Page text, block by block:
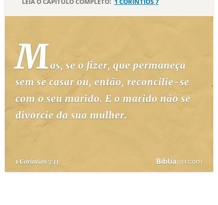
DEVOCIONAL DIÁRIO
10 MANDAMENTOS
ESTUDOS BÍBLICOS
TEMAS
PERGUNTE À BÍBLIA
TERMO BÍBLICO